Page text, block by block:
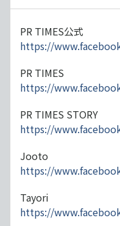
PR TIMES公式
https://
PR TIMES
https://
PR TIMES STORY
https://
Jooto
https://
Tayori
https://